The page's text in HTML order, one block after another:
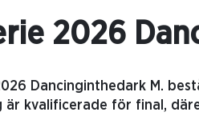
2026
Dancinginthedark M.
är kvalificerade för final,